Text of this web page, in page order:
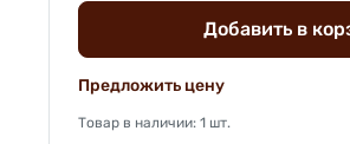
Добавить в
Предложить цену
Товар в наличии: 1 шт.